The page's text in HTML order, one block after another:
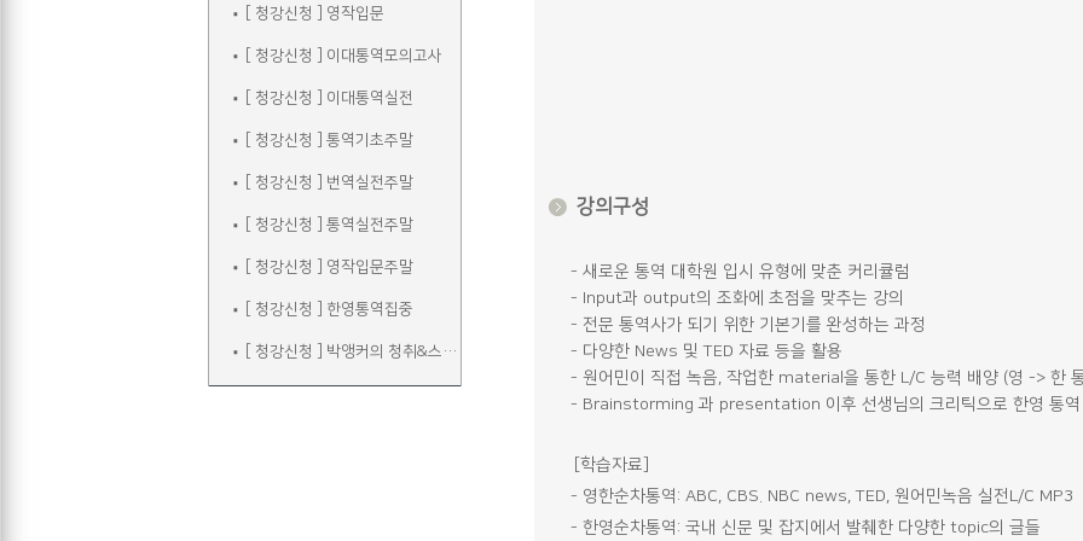
[ 청강신청 ] 영작입문
[ 청강신청 ] 이대통역모의고사
[ 청강신청 ] 이대통역실전
[ 청강신청 ] 통역기초주말
[ 청강신청 ] 번역실전주말
[ 청강신청 ] 통역실전주말
[ 청강신청 ] 영작입문주말
[ 청강신청 ] 한영통역집중
[ 청강신청 ] 박앵커의 청취&스피킹 주말
강의구성
- 새로운 통역 대학원 입시 유형에 맞춘 커리큘럼
- Input과 output의 조화에 초점을 맞추는 강의
- 전문 통역사가 되기 위한 기본기를 완성하는 과정
- 다양한 News 및 TED 자료 등을 활용
- 원어민이 직접 녹음, 작업한 material을 통한 L/C 능력 배양 (영 -> 한
- Brainstorming 과 presentation 이후 선생님의 크리틱으로 한영 통역
[학습자료]
- 영한순차통역: ABC, CBS. NBC news, TED, 원어민녹음 실전L/C MP3
- 한영순차통역: 국내 신문 및 잡지에서 발췌한 다양한 topic의 글들